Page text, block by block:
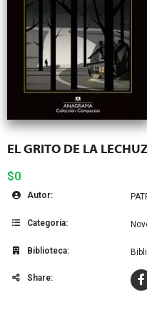
EL GRITO DE LA
$0
Autor:
Categoría:
Biblioteca:
Share: